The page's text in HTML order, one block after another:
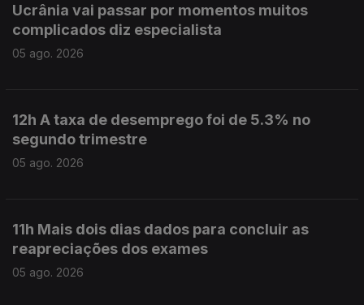
Ucrânia vai passar por momentos muitos
complicados diz especialista
05 ago. 2026
12h A taxa de desemprego foi de 5.3% no
segundo trimestre
05 ago. 2026
11h Mais dois dias dados para concluir as
reapreciações dos exames
05 ago. 2026